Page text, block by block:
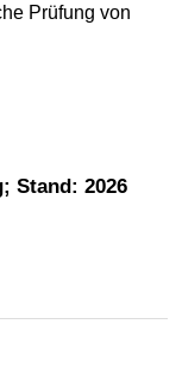
Prüfung von
Stand: 2026